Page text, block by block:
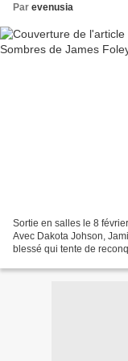
Par evenusia
Sortie en salles le 8
Avec Dakota Johson,
blessé qui tente de